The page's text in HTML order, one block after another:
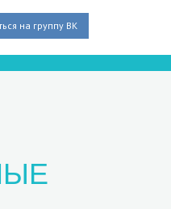
на группу ВК